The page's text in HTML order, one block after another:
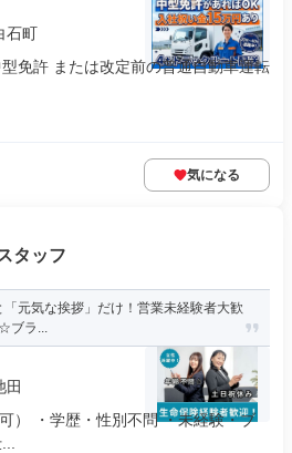
石町
免許 または改定前の普通自動車運転
気になる
タッフ
元気な挨拶」だけ！営業未経験者大歓
ブラ...
田
） ・学歴・性別不問 ・未経験・ブ